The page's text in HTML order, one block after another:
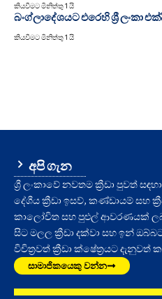
කියවීමට මිනිත්තු 1 යි
බංග්ලාදේශයට එරෙහි ශ්‍රී ලංකා
කියවීමට මිනිත්තු 1 යි
අපි ගැන
ශ්‍රී ලංකාවේ නවතම ක්‍රීඩා පුවත්
දේශීය ක්‍රීඩා ඉසව්, කණ්ඩායම් සහ
කාලෝචිත සහ පුළුල් ආවරණයක්
සිට මලල ක්‍රීඩා දක්වා සහ ඉන් ඔබ්බට,
විචිත්‍රවත් ක්‍රීඩා ක්ෂේත්‍රයට දැනුවත්
සාමාජිකයෙකු වන්න